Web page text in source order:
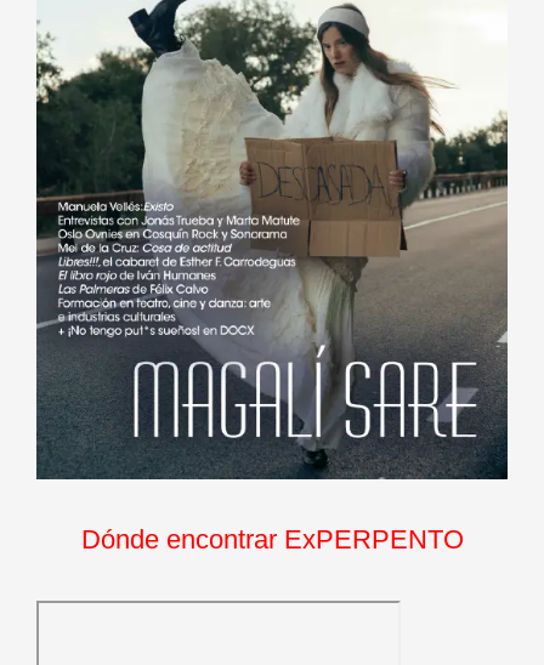
Dónde encontrar ExPERPENTO